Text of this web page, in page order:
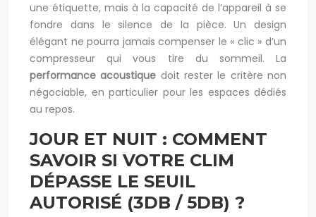
une étiquette, mais à la capacité de l’appareil à se
fondre dans le silence de la pièce. Un design
élégant ne pourra jamais compenser le « clic » d’un
compresseur qui vous tire du sommeil. La
performance acoustique doit rester le critère non
négociable, en particulier pour les espaces dédiés
au repos.
JOUR ET NUIT : COMMENT
SAVOIR SI VOTRE CLIM
DÉPASSE LE SEUIL
AUTORISÉ (3DB / 5DB) ?